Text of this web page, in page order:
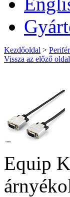
Kezdőoldal >
Vissza az előző
Equip